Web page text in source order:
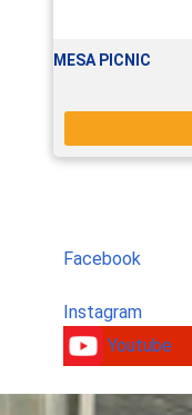
MESA PICNIC
Facebook
Instagram
Youtube